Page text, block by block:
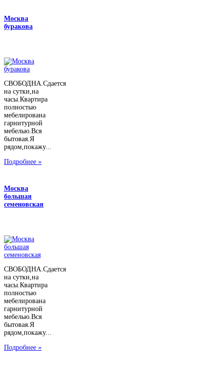
Москва
буракова
СВОБОДНА.Сдается
на сутки,на
часы.Квартира
полностью
мебелирована
гарнитурной
мебелью.Вся
бытовая.Я
рядом,покажу...
Подробнее »
Москва
большая
семеновская
СВОБОДНА.Сдается
на сутки,на
часы.Квартира
полностью
мебелирована
гарнитурной
мебелью.Вся
бытовая.Я
рядом,покажу...
Подробнее »